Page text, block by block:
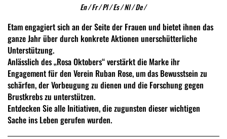
En/Fr/Pl/Es/Nl/De/
Etam engagiert sich an der Seite der Frauen und bietet ihnen das
ganze Jahr über durch konkrete Aktionen unerschütterliche
Unterstützung.
Anlässlich des „Rosa Oktobers“ verstärkt die Marke ihr
Engagement für den Verein Ruban Rose, um das Bewusstsein zu
schärfen, der Vorbeugung zu dienen und die Forschung gegen
Brustkrebs zu unterstützen.
Entdecken Sie alle Initiativen, die zugunsten dieser wichtigen
Sache ins Leben gerufen wurden.